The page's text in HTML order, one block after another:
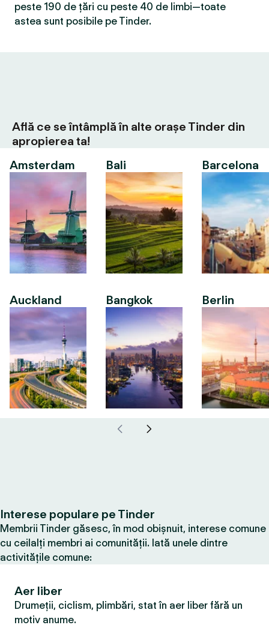
peste 190 de țări cu peste 40 de limbi—toate
astea sunt posibile pe Tinder.
Află ce se întâmplă în alte orașe Tinder din
apropierea ta!
Amsterdam
Auckland
Bali
Bangkok
Barcelona
Berlin
Interese populare pe Tinder
Membrii Tinder găsesc, în mod obișnuit, interese comune
cu ceilalți membri ai comunității. Iată unele dintre
activitățile comune:
Aer liber
Drumeții, ciclism, plimbări, stat în aer liber fără un
motiv anume.